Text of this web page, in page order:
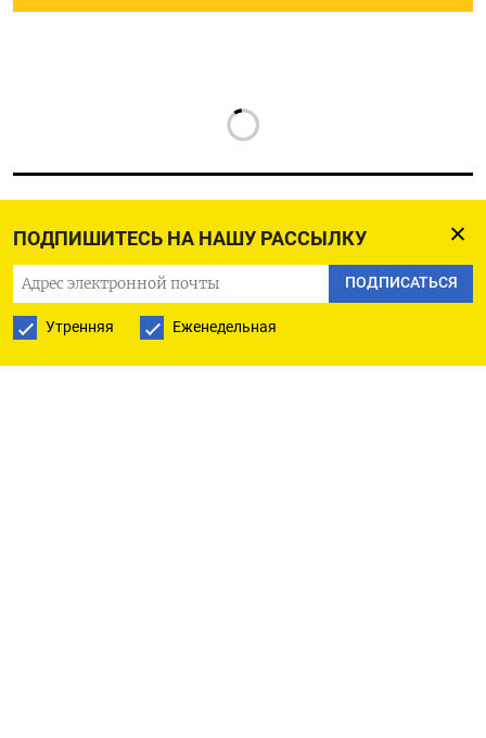
ПОДПИШИТЕСЬ НА НАШУ РАССЫЛКУ
ПОДПИСАТЬСЯ
Утренняя Еженедельная
ПОДПИШИТЕСЬ НА НАШУ РАССЫЛКУ